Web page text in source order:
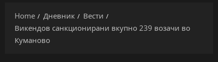
Home Дневник
Вести
Викендов санкционирани вкупно 239 возачи во
Куманово